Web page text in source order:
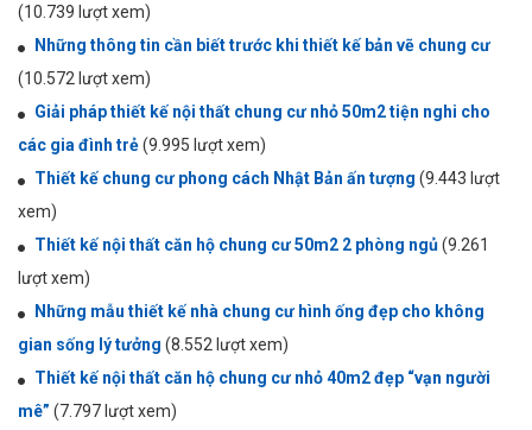
(10.739 lượt xem)
Những thông tin cần biết trước khi thiết kế bản vẽ chung cư
(10.572 lượt xem)
Giải pháp thiết kế nội thất chung cư nhỏ 50m2 tiện nghi cho
các gia đình trẻ(9.995 lượt xem)
Thiết kế chung cư phong cách Nhật Bản ấn tượng (9.443 lượt
xem)
Thiết kế nội thất căn hộ chung cư 50m2 2 phòng ngủ(9.261
lượt xem)
Những mẫu thiết kế nhà chung cư hình ống đẹp cho không
gian sống lý tưởng (8.552 lượt xem)
Thiết kế nội thất căn hộ chung cư nhỏ 40m2 đẹp “vạn người
mê” (7.797 lượt xem)